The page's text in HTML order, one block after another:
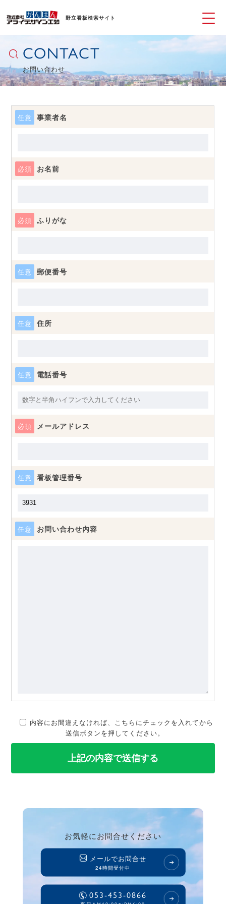
野立看板検索サイト
CONTACT
お問い合わせ
任意 事業者名
必須 お名前
必須 ふりがな
任意 郵便番号
任意 住所
任意 電話番号
必須 メールアドレス
任意 看板管理番号
任意 お問い合わせ内容
内容にお間違えなければ、こちらにチェックを入れてから
送信ボタンを押してください。
お気軽にお問合せください
メールでお問合せ
24時間受付中
053-453-0866